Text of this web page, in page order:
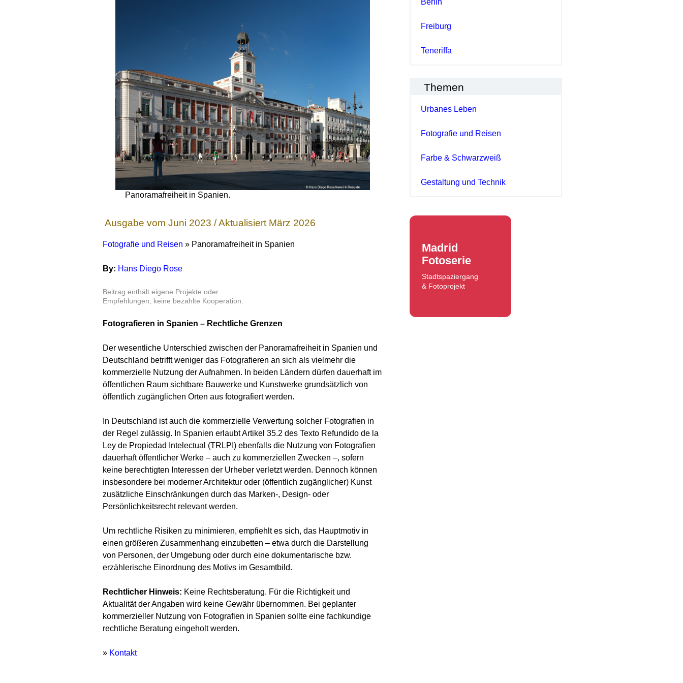
Panoramafreiheit in Spanien.
Ausgabe vom Juni 2023 / Aktualisiert März 2026
Fotografie und Reisen » Panoramafreiheit in Spanien
By: Hans Diego Rose
Beitrag enthält eigene Projekte oder
Empfehlungen; keine bezahlte Kooperation.
Fotografieren in Spanien – Rechtliche Grenzen
Der wesentliche Unterschied zwischen der Panoramafreiheit in Spanien und
Deutschland betrifft weniger das Fotografieren an sich als vielmehr die
kommerzielle Nutzung der Aufnahmen. In beiden Ländern dürfen dauerhaft im
öffentlichen Raum sichtbare Bauwerke und Kunstwerke grundsätzlich von
öffentlich zugänglichen Orten aus fotografiert werden.
In Deutschland ist auch die kommerzielle Verwertung solcher Fotografien in
der Regel zulässig. In Spanien erlaubt Artikel 35.2 des Texto Refundido de la
Ley de Propiedad Intelectual (TRLPI) ebenfalls die Nutzung von Fotografien
dauerhaft öffentlicher Werke – auch zu kommerziellen Zwecken –, sofern
keine berechtigten Interessen der Urheber verletzt werden. Dennoch können
insbesondere bei moderner Architektur oder (öffentlich zugänglicher) Kunst
zusätzliche Einschränkungen durch das Marken-, Design- oder
Persönlichkeitsrecht relevant werden.
Um rechtliche Risiken zu minimieren, empfiehlt es sich, das Hauptmotiv in
einen größeren Zusammenhang einzubetten – etwa durch die Darstellung
von Personen, der Umgebung oder durch eine dokumentarische bzw.
erzählerische Einordnung des Motivs im Gesamtbild.
Rechtlicher Hinweis: Keine Rechtsberatung. Für die Richtigkeit und
Aktualität der Angaben wird keine Gewähr übernommen. Bei geplanter
kommerzieller Nutzung von Fotografien in Spanien sollte eine fachkundige
rechtliche Beratung eingeholt werden.
» Kontakt
Freiburg
Teneriffa
Themen
Urbanes Leben
Fotografie und Reisen
Farbe & Schwarzweiß
Gestaltung und Technik
Madrid
Fotoserie
Stadtspaziergang
& Fotoprojekt